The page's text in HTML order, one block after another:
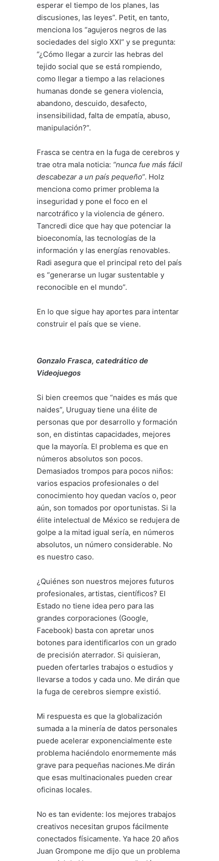
esperar el tiempo de los planes, las
discusiones, las leyes”. Petit, en tanto,
menciona los “agujeros negros de las
sociedades del siglo XXI” y se pregunta:
“¿Cómo llegar a zurcir las hebras del
tejido social que se está rompiendo,
como llegar a tiempo a las relaciones
humanas donde se genera violencia,
abandono, descuido, desafecto,
insensibilidad, falta de empatía, abuso,
manipulación?”.
Frasca se centra en la fuga de cerebros y
trae otra mala noticia: “nunca fue más fácil
descabezar a un país pequeño”. Holz
menciona como primer problema la
inseguridad y pone el foco en el
narcotráfico y la violencia de género.
Tancredi dice que hay que potenciar la
bioeconomía, las tecnologías de la
información y las energías renovables.
Radi asegura que el principal reto del país
es “generarse un lugar sustentable y
reconocible en el mundo”.
En lo que sigue hay aportes para intentar
construir el país que se viene.
Gonzalo Frasca, catedrático de
Videojuegos
Si bien creemos que “naides es más que
naides”, Uruguay tiene una élite de
personas que por desarrollo y formación
son, en distintas capacidades, mejores
que la mayoría. El problema es que en
números absolutos son pocos.
Demasiados trompos para pocos niños:
varios espacios profesionales o del
conocimiento hoy quedan vacíos o, peor
aún, son tomados por oportunistas. Si la
élite intelectual de México se redujera de
golpe a la mitad igual sería, en números
absolutos, un número considerable. No
es nuestro caso.
¿Quiénes son nuestros mejores futuros
profesionales, artistas, científicos? El
Estado no tiene idea pero para las
grandes corporaciones (Google,
Facebook) basta con apretar unos
botones para identificarlos con un grado
de precisión aterrador. Si quisieran,
pueden ofertarles trabajos o estudios y
llevarse a todos y cada uno. Me dirán que
la fuga de cerebros siempre existió.
Mi respuesta es que la globalización
sumada a la minería de datos personales
puede acelerar exponencialmente este
problema haciéndolo enormemente más
grave para pequeñas naciones.Me dirán
que esas multinacionales pueden crear
oficinas locales.
No es tan evidente: los mejores trabajos
creativos necesitan grupos fácilmente
conectados físicamente. Ya hace 20 años
Juan Grompone me dijo que un problema